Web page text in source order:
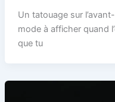
Un tatouage sur
mode à afficher quand
que tu